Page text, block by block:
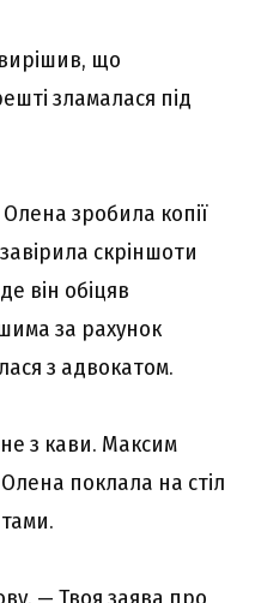
що
зламалася під
зробила копії
скріншоти
він обіцяв
за рахунок
з адвокатом.
з кави. Максим
поклала на стіл